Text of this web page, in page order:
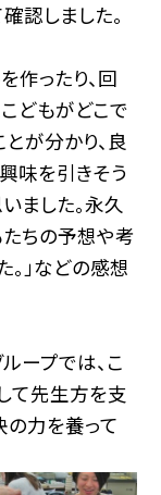
認しました。
作ったり、回
どもがどこで
が分かり、良
味を引きそう
ました。永久
ちの予想や考
」などの感想
ープでは、こ
て先生方を支
の力を養って